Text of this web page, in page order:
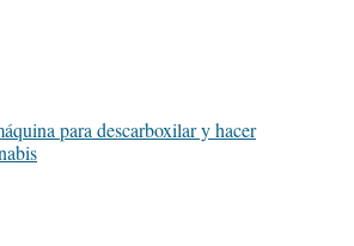
para descarboxilar y hacer